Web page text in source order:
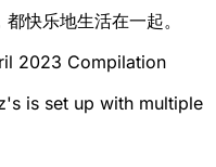
快乐地生活在一起。
2023 Compilation
is set up with multiple